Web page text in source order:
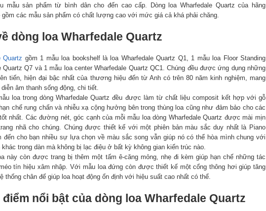
mẫu sản phẩm từ bình dân cho đến cao cấp. Dòng loa Wharfedale Quartz của hãng
gồm các mẫu sản phẩm có chất lượng cao với mức giá cả khá phải chăng.
dòng loa Wharfedale Quartz
Quartz gồm 1 mẫu loa bookshelf là loa Wharfedale Quartz Q1, 1 mẫu loa Floor Standing
Quartz Q7 và 1 mẫu loa center Wharfedale Quartz QC1. Chúng đều được ứng dụng những
tiến, hiện đại bậc nhất của thương hiệu đến từ Anh có trên 80 năm kinh nghiệm, mang
âm thanh sống động, chi tiết.
loa trong dòng Wharfedale Quartz đều được làm từ chất liệu composit kết hợp với gỗ
chế rung chấn và nhiễu xạ cộng hưởng bên trong thùng loa cũng như đảm bảo cho các
nhất. Các đường nét, góc cạnh của mỗi mẫu loa dòng Wharfedale Quartz được mài mịn
nhã cho chúng. Chúng được thiết kế với một phiên bản màu sắc duy nhất là Piano
đến cho bạn nhiều sự lựa chọn về màu sắc song vẫn giúp nó có thể hòa mình chung với
trong dàn mà không bị lạc điệu ở bất kỳ không gian kiến trúc nào.
này còn được trang bị thêm một tấm ê-căng mỏng, nhẹ đi kèm giúp hạn chế những tác
tín hiệu xâm nhập. Với mẫu loa đứng còn được thiết kế một cổng thông hơi giúp tăng
thống chân đế giúp loa hoạt động ổn định với hiệu suất cao nhất có thể.
nổi bật của dòng loa Wharfedale Quartz